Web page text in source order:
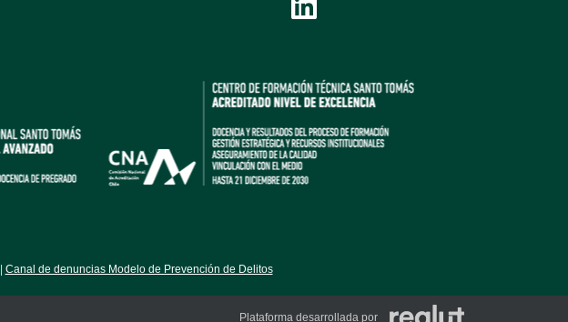
Canal de denuncias Modelo de Prevención de Delitos
Plataforma desarrollada por